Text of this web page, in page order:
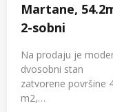
Martane,
2-sobni
Na prodaju je
dvosobni stan
zatvorene površine
m2,…